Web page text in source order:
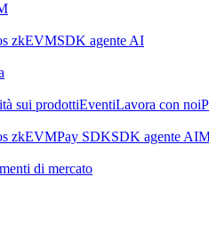
zkEVMSDK agente AI
sui prodottiEventiLavora con noi
zkEVMPay SDKSDK agente AI
di mercato